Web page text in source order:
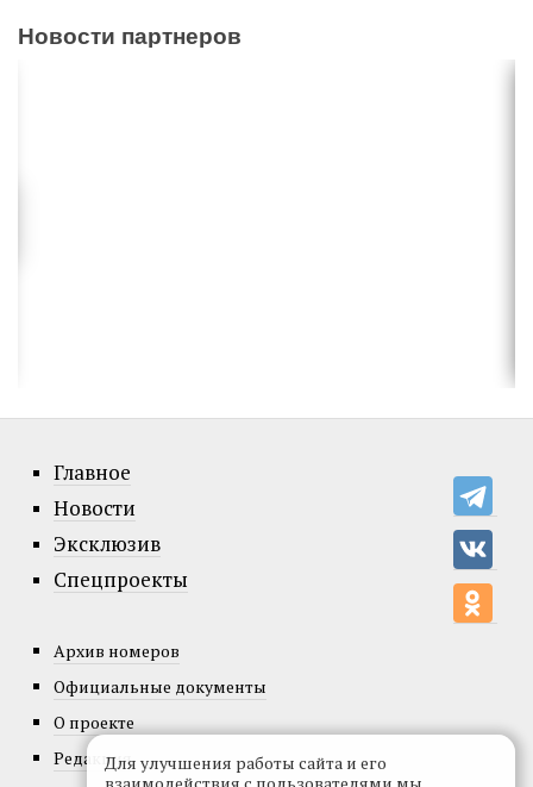
Новости партнеров
Главное
Новости
Эксклюзив
Спецпроекты
Архив номеров
Официальные документы
О проекте
РедакцияДля улучшения работы сайта и его